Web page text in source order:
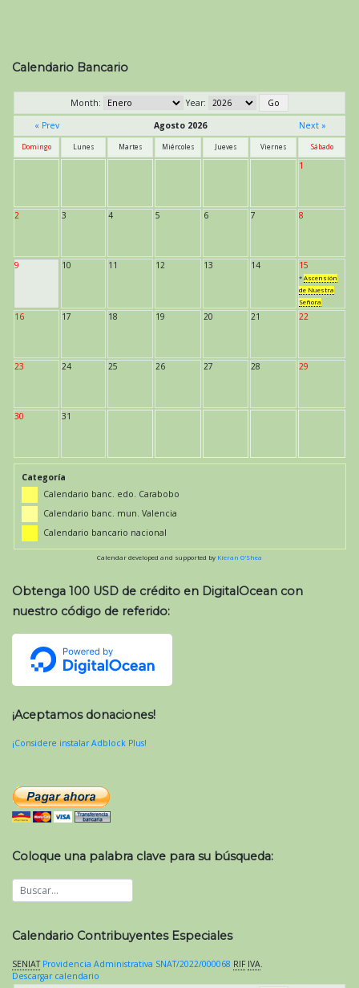
Calendario Bancario
Month:
Year:
« Prev
Agosto 2026 Next »
Domingo Lunes Martes Miércoles Jueves Viernes Sábado
1
2 3 4 5 6 7 8
9 10 11 12 13 14 15
* Ascensión
de Nuestra
Señora
16 17 18 19 20 21 22
23 24 25 26 27 28 29
30 31
Categoría
Calendario banc. edo. Carabobo
Calendario banc. mun. Valencia
Calendario bancario nacional
Calendar developed and supported by Kieran O'Shea
Obtenga 100 USD de crédito en DigitalOcean con
nuestro código de referido:
¡Aceptamos donaciones!
¡Considere instalar Adblock Plus!
Coloque una palabra clave para su búsqueda:
Calendario Contribuyentes Especiales
SENIAT Providencia Administrativa SNAT/2022/000068 RIF IVA
Descargar calendario